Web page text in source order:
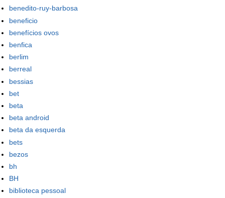
benedito-ruy-barbosa
beneficio
benefícios ovos
benfica
berlim
berreal
bessias
bet
beta
beta android
beta da esquerda
bets
bezos
bh
BH
biblioteca pessoal